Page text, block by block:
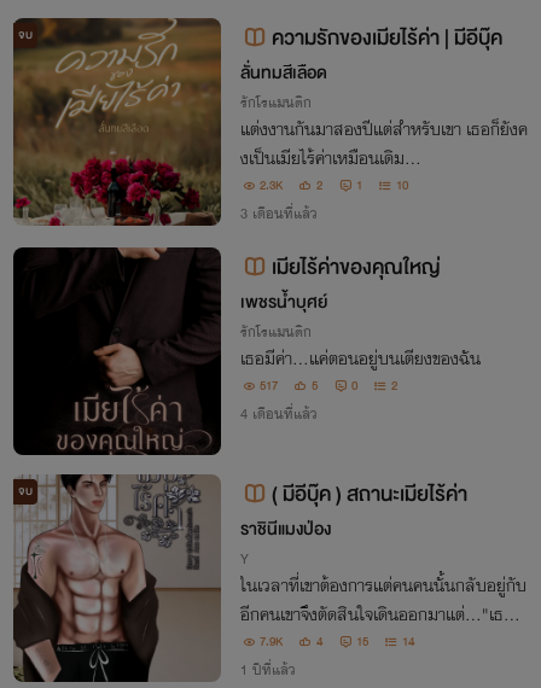
จบ ความรักของเมียไร้ค่า | มีอีบุ๊ค
ลั่นทมสีเลือด
รักโรแมนติก
แต่งงานกันมาสองปีแต่สำหรับเขา เธอก็ยังค
งเป็นเมียไร้ค่าเหมือนเดิม...
2.3K 2 1 10
3 เดือนที่แล้ว
เมียไร้ค่าของคุณใหญ่
เพชรน้ำบุศย์
รักโรแมนติก
เธอมีค่า...แค่ตอนอยู่บนเตียงของฉัน
517 5 0 2
4 เดือนที่แล้ว
จบ ( มีอีบุ๊ค ) สถานะเมียไร้ค่า
ราชินีแมงป่อง
Y
ในเวลาที่เขาต้องการแต่คนคนนั้นกลับอยู่กับ
อีกคนเขาจึงตัดสินใจเดินออกมาแต่..."เธอจะ
หย่ากับฉันเพราะเรื่องแค่นี้จริงๆเหรอ?":สงค
ราม/ "ก็เพราะเรื่องแค่นี้ที่คุณว่ามันเป็นเรื่อง
7.9K 4 15 14
1 ปีที่แล้ว